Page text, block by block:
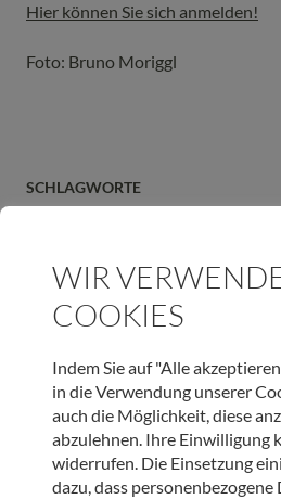
Hier können Sie sich anmelden!
Foto: Bruno Moriggl
SCHLAGWORTE
ARTIKEL TEILEN
JETZT ONLINE SPENDEN &
WIR
COOKIES
Indem Sie auf "Alle
in die Verwendung unserer
auch die Möglichkeit, diese
abzulehnen. Ihre Einwilligung
widerrufen. Die Einsetzung
dazu, dass